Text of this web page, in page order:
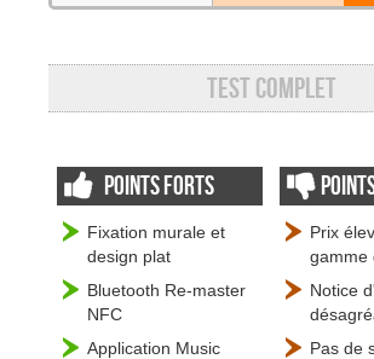
Test complet
Points forts
Fixation murale et
design plat
Bluetooth Re-master
NFC
Application Music
Prix
gamme
Notice
Pas de